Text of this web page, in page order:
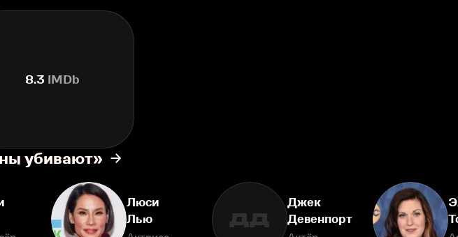
8.3 IMDb
убивают»
Люси
Лью
ДД
Джек
Девенпорт